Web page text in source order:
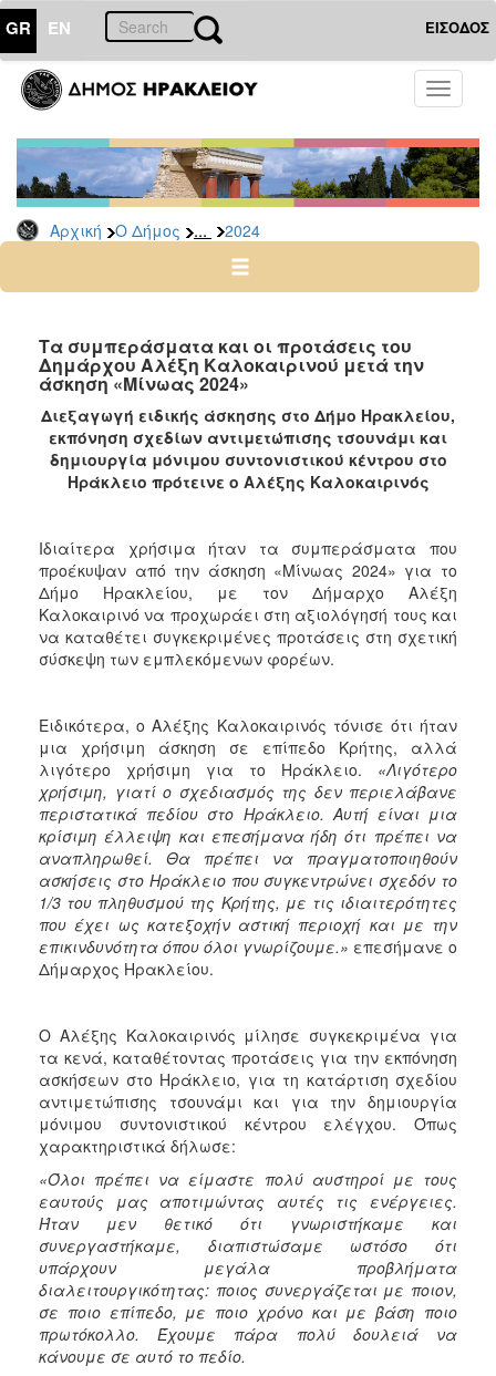
GR EN ΕΙΣΟΔΟΣ
Toggle
Αρχική Ο Δήμος ... 2024
ΔΗΜΟΣ
Δελτία
Τύπου
Αρχείο
2026
2024
2022
2021
2020
2019
2016
2015
2013
2012
2010
2006
ΤΟΠΟΣ
ΠΟΛΙΤΙΣΜΟΣ
Τα συμπεράσματα και οι προτάσεις του
Δημάρχου Αλέξη Καλοκαιρινού μετά την
άσκηση «Μίνωας 2024»
Διεξαγωγή ειδικής άσκησης στο Δήμο Ηρακλείου,
εκπόνηση σχεδίων αντιμετώπισης τσουνάμι και
δημιουργία μόνιμου συντονιστικού κέντρου στο
Ηράκλειο πρότεινε ο Αλέξης Καλοκαιρινός
Ιδιαίτερα χρήσιμα ήταν τα συμπεράσματα που
προέκυψαν από την άσκηση «Μίνωας 2024» για το
Δήμο Ηρακλείου, με τον Δήμαρχο Αλέξη
Καλοκαιρινό να προχωράει στη αξιολόγησή τους και
να καταθέτει συγκεκριμένες προτάσεις στη σχετική
σύσκεψη των εμπλεκόμενων φορέων.
Ειδικότερα, ο Αλέξης Καλοκαιρινός τόνισε ότι ήταν
μια χρήσιμη άσκηση σε επίπεδο Κρήτης, αλλά
λιγότερο χρήσιμη για το Ηράκλειο. «Λιγότερο
χρήσιμη, γιατί ο σχεδιασμός της δεν περιελάβανε
περιστατικά πεδίου στο Ηράκλειο. Αυτή είναι μια
κρίσιμη έλλειψη και επεσήμανα ήδη ότι πρέπει να
αναπληρωθεί. Θα πρέπει να πραγματοποιηθούν
ασκήσεις στο Ηράκλειο που συγκεντρώνει σχεδόν το
1/3 του πληθυσμού της Κρήτης, με τις ιδιαιτερότητες
που έχει ως κατεξοχήν αστική περιοχή και με την
επικινδυνότητα όπου όλοι γνωρίζουμε.» επεσήμανε ο
Δήμαρχος Ηρακλείου.
Ο Αλέξης Καλοκαιρινός μίλησε συγκεκριμένα για
τα κενά, καταθέτοντας προτάσεις για την εκπόνηση
ασκήσεων στο Ηράκλειο, για τη κατάρτιση σχεδίου
αντιμετώπισης τσουνάμι και για την δημιουργία
μόνιμου συντονιστικού κέντρου ελέγχου. Όπως
χαρακτηριστικά δήλωσε:
«Όλοι πρέπει να είμαστε πολύ αυστηροί με τους
εαυτούς μας αποτιμώντας αυτές τις ενέργειες.
Ήταν μεν θετικό ότι γνωριστήκαμε και
συνεργαστήκαμε, διαπιστώσαμε ωστόσο ότι
υπάρχουν μεγάλα προβλήματα
διαλειτουργικότητας: ποιος συνεργάζεται με ποιον,
σε ποιο επίπεδο, με ποιο χρόνο και με βάση ποιο
πρωτόκολλο. Έχουμε πάρα πολύ δουλειά να
κάνουμε σε αυτό το πεδίο.